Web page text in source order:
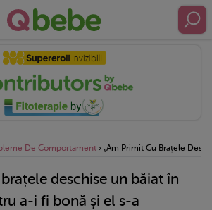
De Comportament › „Am Primit Cu Brațele
deschise un băiat în
a-i fi bonă și el s-a